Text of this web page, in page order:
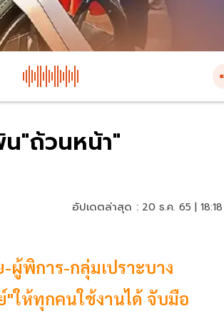
น"ถ้วนหน้า"
อัปเดตล่าสุด : 20 ธ.ค. 65 |
พิการ-กลุ่มเปราะบาง
ให้ทุกคนใช้งานได้ จับมือ